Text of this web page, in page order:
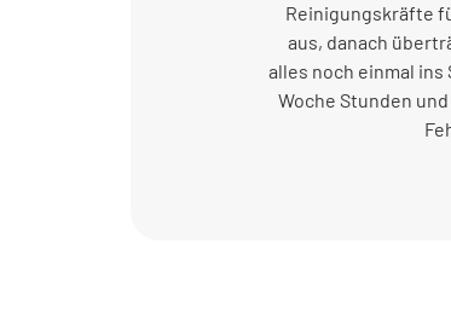
Reinigungskräfte
aus, danach
alles noch einmal ins
Woche Stunden